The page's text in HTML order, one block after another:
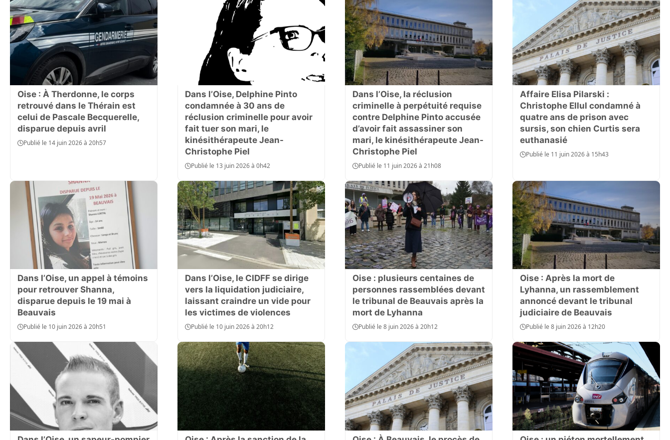
Oise : À Therdonne, le corps
retrouvé dans le Thérain est
celui de Pascale Becquerelle,
disparue depuis avril
Publié le 14 juin 2026 à 20h57
Dans l’Oise, Delphine Pinto
condamnée à 30 ans de
réclusion criminelle pour avoir
fait tuer son mari, le
kinésithérapeute Jean-
Christophe Piel
Publié le 13 juin 2026 à 0h42
Dans l’Oise, la réclusion
criminelle à perpétuité requise
contre Delphine Pinto accusée
d’avoir fait assassiner son
mari, le kinésithérapeute Jean-
Christophe Piel
Publié le 11 juin 2026 à 21h08
Affaire Elisa Pilarski :
Christophe Ellul condamné à
quatre ans de prison avec
sursis, son chien Curtis sera
euthanasié
Publié le 11 juin 2026 à 15h43
Dans l’Oise, un appel à témoins
pour retrouver Shanna,
disparue depuis le 19 mai à
Beauvais
Publié le 10 juin 2026 à 20h51
Dans l’Oise, le CIDFF se dirige
vers la liquidation judiciaire,
laissant craindre un vide pour
les victimes de violences
Publié le 10 juin 2026 à 20h12
Oise : plusieurs centaines de
personnes rassemblées devant
le tribunal de Beauvais après la
mort de Lyhanna
Publié le 8 juin 2026 à 20h12
Oise : Après la mort de
Lyhanna, un rassemblement
annoncé devant le tribunal
judiciaire de Beauvais
Publié le 8 juin 2026 à 12h20